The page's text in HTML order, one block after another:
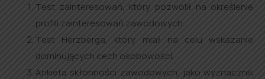
Test zainteresowań, który pozwolił na określenie
profili zainteresowań zawodowych.
Test Herzberga, który miał na celu wskazanie
dominujących cech osobowości.
Ankieta skłonności zawodowych, jako wyznacznik